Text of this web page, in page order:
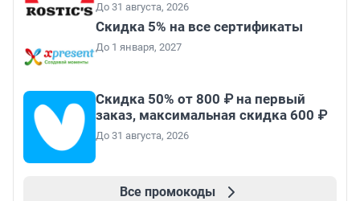
До 31 августа, 2026
Скидка 5% на все сертификаты
До 1 января, 2027
Скидка 50% от 800 ₽ на первый
заказ, максимальная скидка 600 ₽
До 31 августа, 2026
Все промокоды